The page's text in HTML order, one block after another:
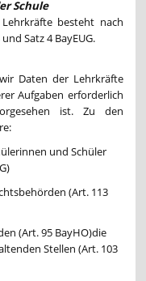
Schule
besteht nach
Satz 4 BayEUG.
Daten der Lehrkräfte
Aufgaben erforderlich
ist. Zu den
und Schüler
(Art. 113
(Art. 95 BayHO)die
Stellen (Art. 103